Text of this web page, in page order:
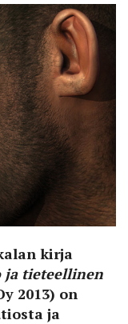
kirja
ja tieteellinen
2013) on
ja